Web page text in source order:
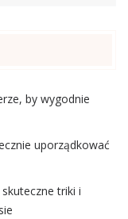
by wygodnie
uporządkować
triki i